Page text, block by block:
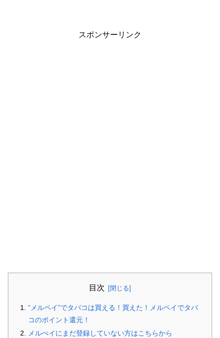
スポンサーリンク
目次
”メルペイ”でタバコは買える！買えた！メルペイでタバ
コのポイント還元！
メルぺイにまだ登録していない方はこちらから